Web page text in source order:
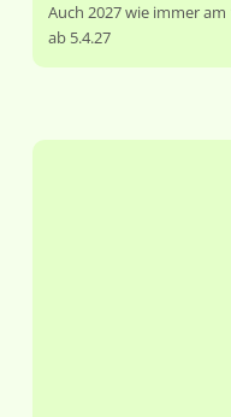
Auch 2027 wie immer
ab 5.4.27